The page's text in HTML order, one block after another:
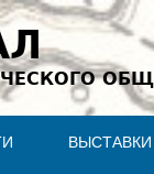
ВЫСТАВКИ